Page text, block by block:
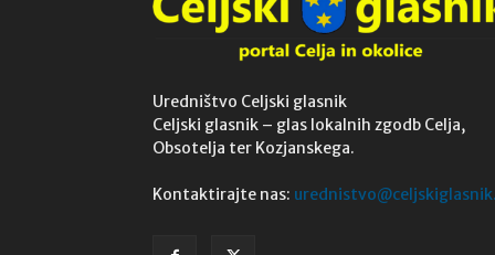
Uredništvo Celjski glasnik
Celjski glasnik – glas lokalnih zgodb Celja,
Obsotelja ter Kozjanskega.
Kontaktirajte nas: